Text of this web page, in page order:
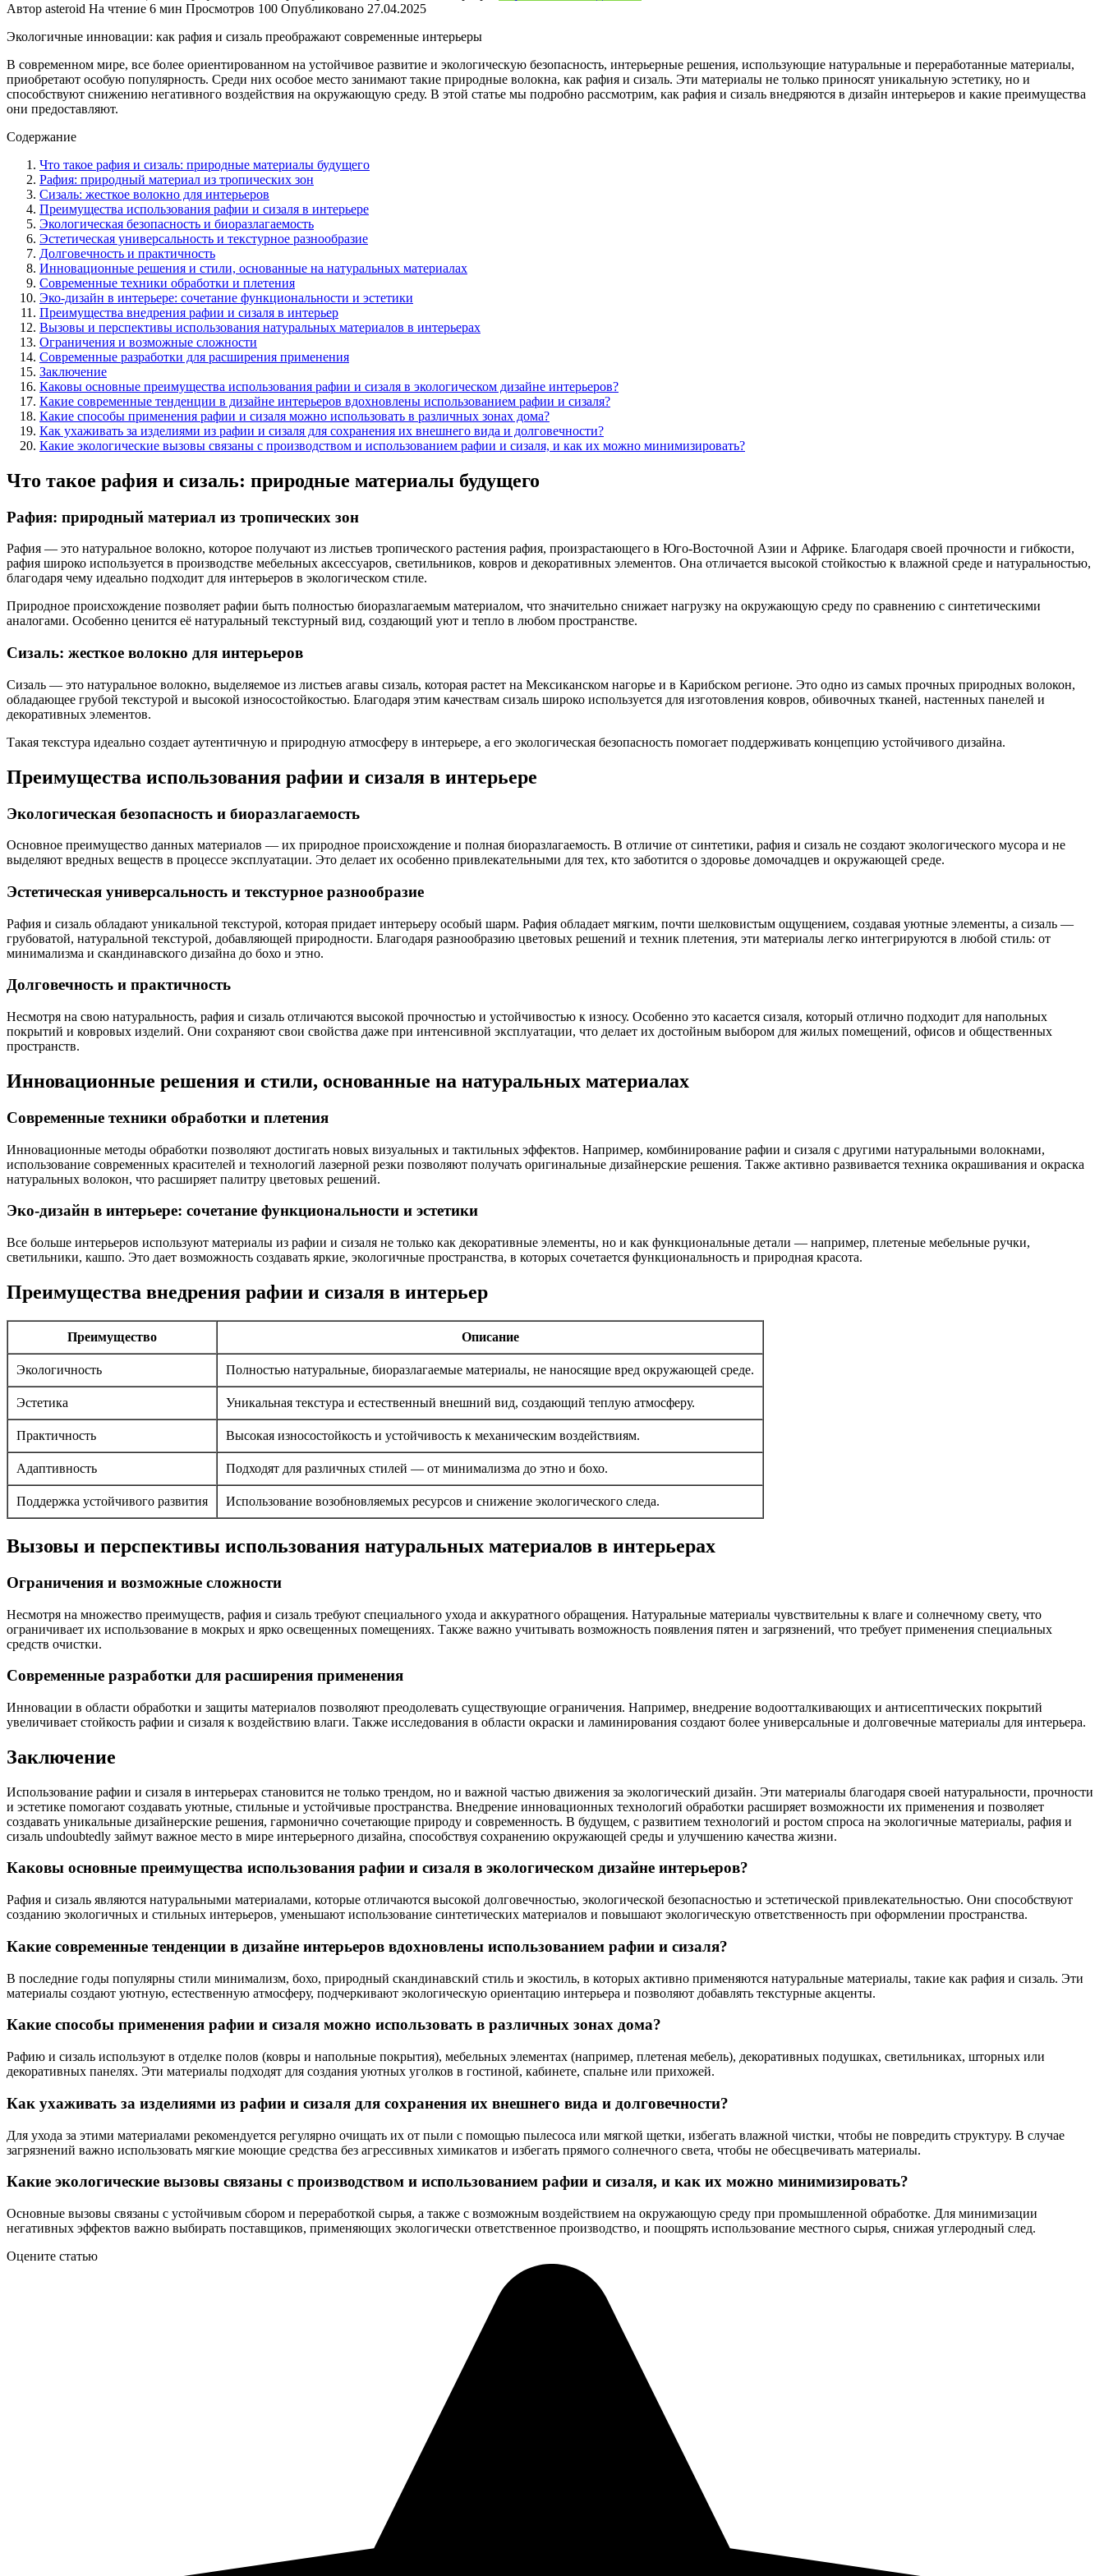
Автор asteroid На чтение 6 мин Просмотров 100 Опубликовано 27.04.2025
Экологичные инновации: как рафия и сизаль преображают современные интерьеры
В современном мире, все более ориентированном на устойчивое развитие и экологическую безопасность, интерьерные решения, использующие натуральные и переработанные материалы,
приобретают особую популярность. Среди них особое место занимают такие природные волокна, как рафия и сизаль. Эти материалы не только приносят уникальную эстетику, но и
способствуют снижению негативного воздействия на окружающую среду. В этой статье мы подробно рассмотрим, как рафия и сизаль внедряются в дизайн интерьеров и какие преимущества
они предоставляют.
Содержание
Что такое рафия и сизаль: природные материалы будущего
Рафия: природный материал из тропических зон
Сизаль: жесткое волокно для интерьеров
Преимущества использования рафии и сизаля в интерьере
Экологическая безопасность и биоразлагаемость
Эстетическая универсальность и текстурное разнообразие
Долговечность и практичность
Инновационные решения и стили, основанные на натуральных материалах
Современные техники обработки и плетения
Эко-дизайн в интерьере: сочетание функциональности и эстетики
Преимущества внедрения рафии и сизаля в интерьер
Вызовы и перспективы использования натуральных материалов в интерьерах
Ограничения и возможные сложности
Современные разработки для расширения применения
Заключение
Каковы основные преимущества использования рафии и сизаля в экологическом дизайне интерьеров?
Какие современные тенденции в дизайне интерьеров вдохновлены использованием рафии и сизаля?
Какие способы применения рафии и сизаля можно использовать в различных зонах дома?
Как ухаживать за изделиями из рафии и сизаля для сохранения их внешнего вида и долговечности?
Какие экологические вызовы связаны с производством и использованием рафии и сизаля, и как их можно минимизировать?
Что такое рафия и сизаль: природные материалы будущего
Рафия: природный материал из тропических зон
Рафия — это натуральное волокно, которое получают из листьев тропического растения рафия, произрастающего в Юго-Восточной Азии и Африке. Благодаря своей прочности и гибкости,
рафия широко используется в производстве мебельных аксессуаров, светильников, ковров и декоративных элементов. Она отличается высокой стойкостью к влажной среде и натуральностью,
благодаря чему идеально подходит для интерьеров в экологическом стиле.
Природное происхождение позволяет рафии быть полностью биоразлагаемым материалом, что значительно снижает нагрузку на окружающую среду по сравнению с синтетическими
аналогами. Особенно ценится её натуральный текстурный вид, создающий уют и тепло в любом пространстве.
Сизаль: жесткое волокно для интерьеров
Сизаль — это натуральное волокно, выделяемое из листьев агавы сизаль, которая растет на Мексиканском нагорье и в Карибском регионе. Это одно из самых прочных природных волокон,
обладающее грубой текстурой и высокой износостойкостью. Благодаря этим качествам сизаль широко используется для изготовления ковров, обивочных тканей, настенных панелей и
декоративных элементов.
Такая текстура идеально создает аутентичную и природную атмосферу в интерьере, а его экологическая безопасность помогает поддерживать концепцию устойчивого дизайна.
Преимущества использования рафии и сизаля в интерьере
Экологическая безопасность и биоразлагаемость
Основное преимущество данных материалов — их природное происхождение и полная биоразлагаемость. В отличие от синтетики, рафия и сизаль не создают экологического мусора и не
выделяют вредных веществ в процессе эксплуатации. Это делает их особенно привлекательными для тех, кто заботится о здоровье домочадцев и окружающей среде.
Эстетическая универсальность и текстурное разнообразие
Рафия и сизаль обладают уникальной текстурой, которая придает интерьеру особый шарм. Рафия обладает мягким, почти шелковистым ощущением, создавая уютные элементы, а сизаль —
грубоватой, натуральной текстурой, добавляющей природности. Благодаря разнообразию цветовых решений и техник плетения, эти материалы легко интегрируются в любой стиль: от
минимализма и скандинавского дизайна до бохо и этно.
Долговечность и практичность
Несмотря на свою натуральность, рафия и сизаль отличаются высокой прочностью и устойчивостью к износу. Особенно это касается сизаля, который отлично подходит для напольных
покрытий и ковровых изделий. Они сохраняют свои свойства даже при интенсивной эксплуатации, что делает их достойным выбором для жилых помещений, офисов и общественных
пространств.
Инновационные решения и стили, основанные на натуральных материалах
Современные техники обработки и плетения
Инновационные методы обработки позволяют достигать новых визуальных и тактильных эффектов. Например, комбинирование рафии и сизаля с другими натуральными волокнами,
использование современных красителей и технологий лазерной резки позволяют получать оригинальные дизайнерские решения. Также активно развивается техника окрашивания и окраска
натуральных волокон, что расширяет палитру цветовых решений.
Эко-дизайн в интерьере: сочетание функциональности и эстетики
Все больше интерьеров используют материалы из рафии и сизаля не только как декоративные элементы, но и как функциональные детали — например, плетеные мебельные ручки,
светильники, кашпо. Это дает возможность создавать яркие, экологичные пространства, в которых сочетается функциональность и природная красота.
Преимущества внедрения рафии и сизаля в интерьер
Преимущество Описание
Экологичность Полностью натуральные, биоразлагаемые материалы, не наносящие вред окружающей среде.
Эстетика Уникальная текстура и естественный внешний вид, создающий теплую атмосферу.
Практичность Высокая износостойкость и устойчивость к механическим воздействиям.
Адаптивность Подходят для различных стилей — от минимализма до этно и бохо.
Поддержка устойчивого развития Использование возобновляемых ресурсов и снижение экологического следа.
Вызовы и перспективы использования натуральных материалов в интерьерах
Ограничения и возможные сложности
Несмотря на множество преимуществ, рафия и сизаль требуют специального ухода и аккуратного обращения. Натуральные материалы чувствительны к влаге и солнечному свету, что
ограничивает их использование в мокрых и ярко освещенных помещениях. Также важно учитывать возможность появления пятен и загрязнений, что требует применения специальных
средств очистки.
Современные разработки для расширения применения
Инновации в области обработки и защиты материалов позволяют преодолевать существующие ограничения. Например, внедрение водоотталкивающих и антисептических покрытий
увеличивает стойкость рафии и сизаля к воздействию влаги. Также исследования в области окраски и ламинирования создают более универсальные и долговечные материалы для интерьера.
Заключение
Использование рафии и сизаля в интерьерах становится не только трендом, но и важной частью движения за экологический дизайн. Эти материалы благодаря своей натуральности, прочности
и эстетике помогают создавать уютные, стильные и устойчивые пространства. Внедрение инновационных технологий обработки расширяет возможности их применения и позволяет
создавать уникальные дизайнерские решения, гармонично сочетающие природу и современность. В будущем, с развитием технологий и ростом спроса на экологичные материалы, рафия и
сизаль undoubtedly займут важное место в мире интерьерного дизайна, способствуя сохранению окружающей среды и улучшению качества жизни.
Каковы основные преимущества использования рафии и сизаля в экологическом дизайне интерьеров?
Рафия и сизаль являются натуральными материалами, которые отличаются высокой долговечностью, экологической безопасностью и эстетической привлекательностью. Они способствуют
созданию экологичных и стильных интерьеров, уменьшают использование синтетических материалов и повышают экологическую ответственность при оформлении пространства.
Какие современные тенденции в дизайне интерьеров вдохновлены использованием рафии и сизаля?
В последние годы популярны стили минимализм, бохо, природный скандинавский стиль и экостиль, в которых активно применяются натуральные материалы, такие как рафия и сизаль. Эти
материалы создают уютную, естественную атмосферу, подчеркивают экологическую ориентацию интерьера и позволяют добавлять текстурные акценты.
Какие способы применения рафии и сизаля можно использовать в различных зонах дома?
Рафию и сизаль используют в отделке полов (ковры и напольные покрытия), мебельных элементах (например, плетеная мебель), декоративных подушках, светильниках, шторных или
декоративных панелях. Эти материалы подходят для создания уютных уголков в гостиной, кабинете, спальне или прихожей.
Как ухаживать за изделиями из рафии и сизаля для сохранения их внешнего вида и долговечности?
Для ухода за этими материалами рекомендуется регулярно очищать их от пыли с помощью пылесоса или мягкой щетки, избегать влажной чистки, чтобы не повредить структуру. В случае
загрязнений важно использовать мягкие моющие средства без агрессивных химикатов и избегать прямого солнечного света, чтобы не обесцвечивать материалы.
Какие экологические вызовы связаны с производством и использованием рафии и сизаля, и как их можно минимизировать?
Основные вызовы связаны с устойчивым сбором и переработкой сырья, а также с возможным воздействием на окружающую среду при промышленной обработке. Для минимизации
негативных эффектов важно выбирать поставщиков, применяющих экологически ответственное производство, и поощрять использование местного сырья, снижая углеродный след.
Оцените статью